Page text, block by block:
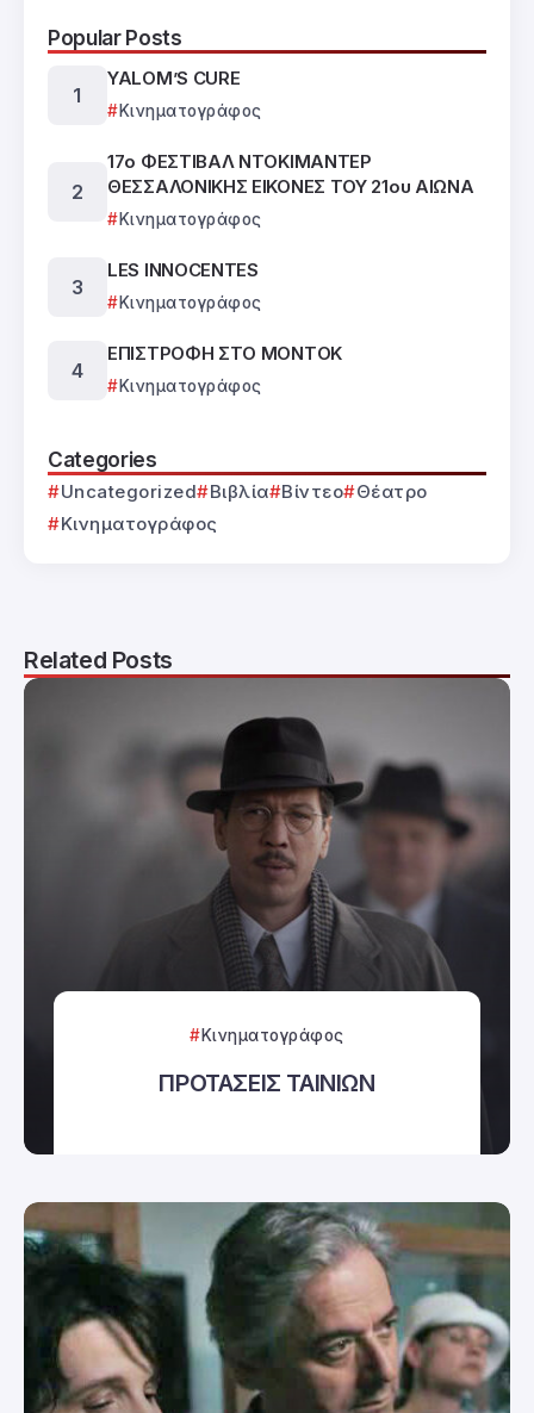
Popular Posts
YALOM’S CURE
Κινηματογράφος
17ο ΦΕΣΤΙΒΑΛ ΝΤΟΚΙΜΑΝΤΕΡ
ΘΕΣΣΑΛΟΝΙΚΗΣ ΕΙΚΟΝΕΣ ΤΟΥ 21ου ΑΙΩΝΑ
Κινηματογράφος
LES INNOCENTES
Κινηματογράφος
ΕΠΙΣΤΡΟΦΗ ΣΤΟ ΜΟΝΤΟΚ
Κινηματογράφος
Categories
Uncategorized Βιβλία Βίντεο
Θέατρο
Κινηματογράφος
Related Posts
Κινηματογράφος
ΠΡΟΤΑΣΕΙΣ ΤΑΙΝΙΩΝ